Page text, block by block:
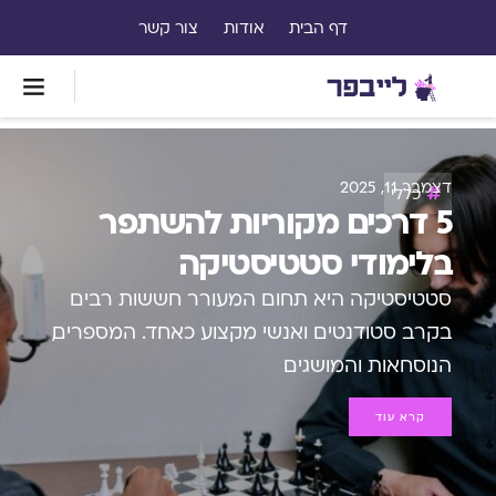
דף הבית אודות צור קשר
כללי
דצמבר 11, 2025
5 דרכים מקוריות להשתפר
בלימודי סטטיסטיקה
סטטיסטיקה היא תחום המעורר חששות רבים
בקרב סטודנטים ואנשי מקצוע כאחד. המספרים,
הנוסחאות והמושגים
קרא עוד